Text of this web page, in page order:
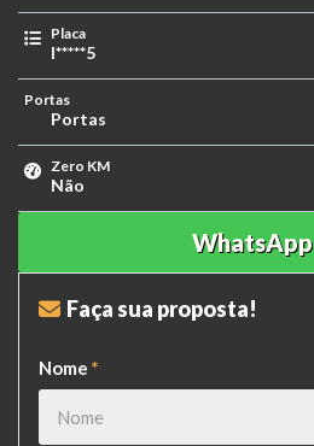
Placa
I*****5
Portas
Portas
Zero KM
Não
WhatsApp
Faça sua proposta!
Nome *